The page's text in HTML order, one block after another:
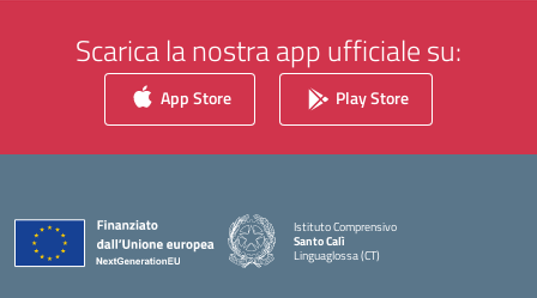
Scarica la nostra app ufficiale su:
App Store Play Store
Istituto Comprensivo
Santo Calì
Linguaglossa (CT)
— Visita la pagina iniziale della scuola